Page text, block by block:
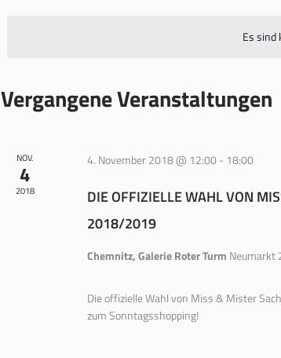
Es sind
Vergangene Veranstaltungen
NOV.
4
2018
4. November 2018 @ 12:00- 18:00
DIE OFFIZIELLE WAHL VON
2018/2019
Chemnitz, Galerie Roter Turm Neumarkt
Die offizielle Wahl von Miss & Mister
zum Sonntagsshopping!